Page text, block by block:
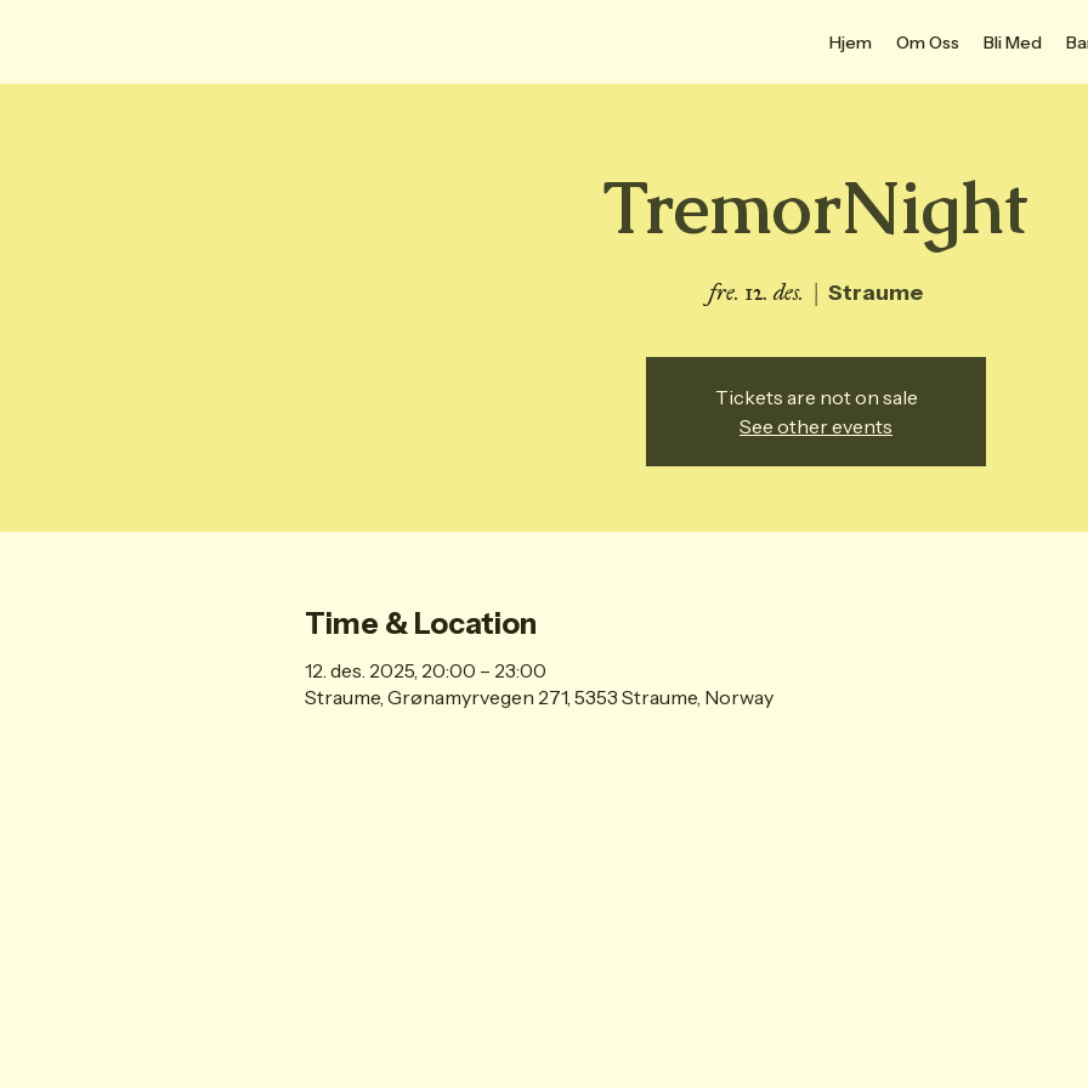
Hjem Om Oss Bli Med
TremorNight
fre. 12. des.
  |
Straume
Tickets are not on sale
See other events
Time & Location
12. des. 2025, 20:00 – 23:00
Straume, Grønamyrvegen 271, 5353 Straume, Norway